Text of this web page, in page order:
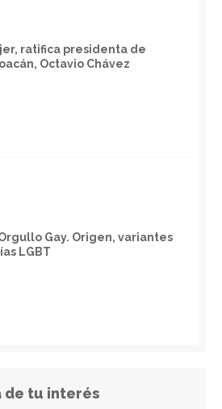
ratifica presidenta de
Octavio Chávez
Gay. Origen, variantes
LGBT
de tu interés